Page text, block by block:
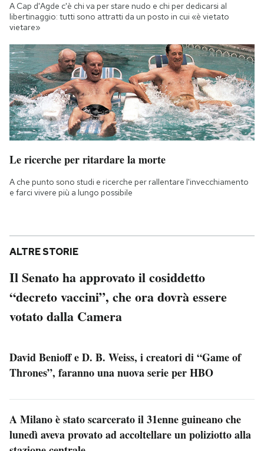
A Cap d'Agde c'è chi va per stare nudo e chi per dedicarsi al
libertinaggio: tutti sono attratti da un posto in cui «è vietato
vietare»
Le ricerche per ritardare la morte
A che punto sono studi e ricerche per rallentare l'invecchiamento
e farci vivere più a lungo possibile
ALTRE STORIE
Il Senato ha approvato il cosiddetto
“decreto vaccini”, che ora dovrà essere
votato dalla Camera
David Benioff e D. B. Weiss, i creatori di “Game of
Thrones”, faranno una nuova serie per HBO
A Milano è stato scarcerato il 31enne guineano che
lunedì aveva provato ad accoltellare un poliziotto alla